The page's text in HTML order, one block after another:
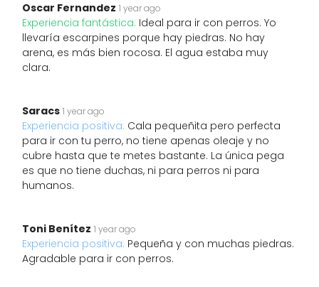
Oscar Fernandez 1 year ago
Experiencia fantástica: Ideal para ir con perros. Yo
llevaría escarpines porque hay piedras. No hay
arena, es más bien rocosa. El agua estaba muy
clara.
Saracs 1 year ago
Experiencia positiva: Cala pequeñita pero perfecta
para ir con tu perro, no tiene apenas oleaje y no
cubre hasta que te metes bastante. La única pega
es que no tiene duchas, ni para perros ni para
humanos.
Toni Benítez 1 year ago
Experiencia positiva: Pequeña y con muchas piedras.
Agradable para ir con perros.